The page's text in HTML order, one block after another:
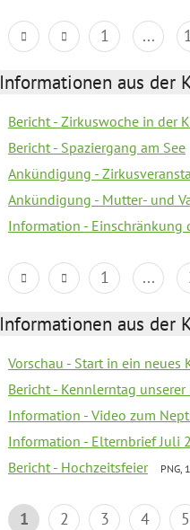
1 ...
Informationen aus der
Bericht - Zirkuswoche in der
Bericht - Spaziergang am See
Ankündigung -
Ankündigung - Mutter- und
Information - Einschränkung
1 ...
Informationen aus der
Vorschau - Start in ein neues
Bericht - Kennlerntag
Information - Video zum
Information - Elternbrief Juli
Bericht - Hochzeitsfeier PNG,
1 2 3 4 5